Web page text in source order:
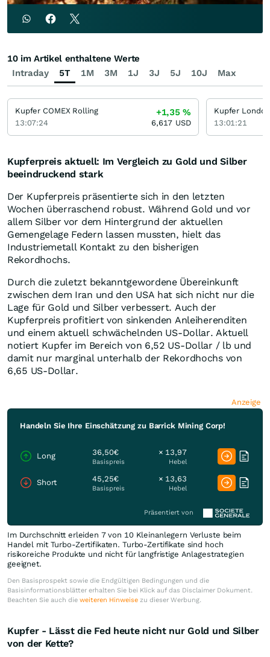
Kupferpreis aktuell: Im Vergleich zu Gold und Silber
beeindruckend stark
Der Kupferpreis präsentierte sich in den letzten
Wochen überraschend robust. Während Gold und vor
allem Silber vor dem Hintergrund der aktuellen
Gemengelage Federn lassen mussten, hielt das
Industriemetall Kontakt zu den bisherigen
Rekordhochs.
Durch die zuletzt bekanntgewordene Übereinkunft
zwischen dem Iran und den USA hat sich nicht nur die
Lage für Gold und Silber verbessert. Auch der
Kupferpreis profitiert von sinkenden Anleiherenditen
und einem aktuell schwächelnden US-Dollar. Aktuell
notiert Kupfer im Bereich von 6,52 US-Dollar / lb und
damit nur marginal unterhalb der Rekordhochs von
6,65 US-Dollar.
Anzeige
Handeln Sie Ihre Einschätzung zu Barrick Mining Corp!
Long 36,50€
Basispreis
× 13,97
Hebel
Short 45,25€
Basispreis
× 13,63
Hebel
Präsentiert von
Im Durchschnitt erleiden 7 von 10 Kleinanlegern Verluste beim
Handel mit Turbo-Zertifikaten. Turbo-Zertifikate sind hoch
risikoreiche Produkte und nicht für langfristige Anlagestrategien
geeignet.
Den Basisprospekt sowie die Endgültigen Bedingungen und die
Basisinformationsblätter erhalten Sie bei Klick auf das Disclaimer Dokument.
Beachten Sie auch die weiteren Hinweise zu dieser Werbung.
Kupfer - Lässt die Fed heute nicht nur Gold und Silber
von der Kette?
Intraday 5T 1M 3M 1J 3J 5J 10J Max
10 im Artikel enthaltene Werte
Kupfer COMEX Rolling
13:07:24
+1,35%
6,617 USD 13:01:21